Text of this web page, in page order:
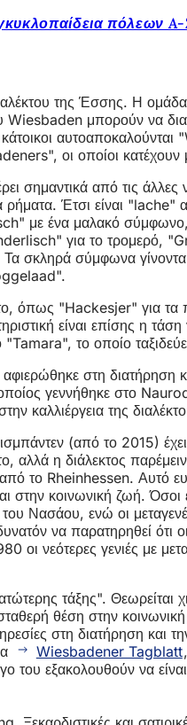
πόλεων
της Έσσης. Η ομάδα
μπορούν να
κάτοικοι
οι οποίοι
σημαντικά από τις
Έτσι είναι
με ένα μαλακό
για το τρομερό,
σύμφωνα
όπως "Hackesjer" για
είναι επίσης η
το οποίο
αφιερώθηκε στη διατήρηση
γεννήθηκε στο
καλλιέργεια της
(από το 2015)
η διάλεκτος
το Rheinhessen. Αυτό
στην κοινωνική ζωή.
Νασάου, ενώ οι
να παρατηρηθεί ότι
οι νεότερες γενιές
τάξης". Θεωρείται
θέση στην
στη διατήρηση
Wiesbadener Tagblatt
του εξακολουθούν να